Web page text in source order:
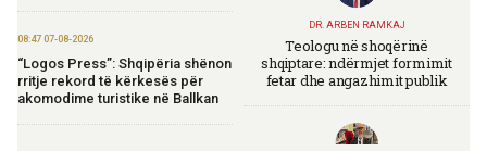
08:47 07-08-2026
“Logos Press”: Shqipëria shënon
rritje rekord të kërkesës për
akomodime turistike në Ballkan
DR. ARBEN RAMKAJ
Teologu në shoqërinë
shqiptare: ndërmjet formimit
fetar dhe angazhimit publik